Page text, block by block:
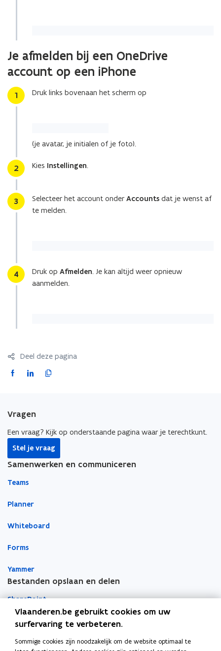
Je afmelden bij een OneDrive
account op een iPhone
Stap
1 Druk links bovenaan het scherm op
(je avatar, je initialen of je foto).
Stap
2 Kies Instellingen.
Stap
3 Selecteer het account onder Accounts dat je wenst af
te melden.
Stap
4 Druk op Afmelden. Je kan altijd weer opnieuw
aanmelden.
Deel deze pagina
F
b
o
o
p
n
i
n
e
u
w
L
e
d
n
o
n
i
n
e
u
w
v
e
s
K
e
i
a
m
b
o
r
Vragen
Een vraag? Kijk op onderstaande pagina waar je terechtkunt.
Stel je vraag
Samenwerken en communiceren
Teams
Planner
Whiteboard
Forms
Yammer
Bestanden opslaan en delen
SharePoint
Teams
OneDrive
Vlaanderen.be gebruikt cookies om uw
surfervaring te verbeteren.
Sommige cookies zijn noodzakelijk om de website optimaal te